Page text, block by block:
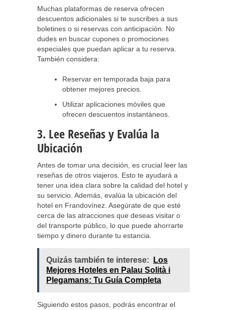
Muchas plataformas de reserva ofrecen
descuentos adicionales si te suscribes a sus
boletines o si reservas con anticipación. No
dudes en buscar cupones o promociones
especiales que puedan aplicar a tu reserva.
También considera:
Reservar en temporada baja para
obtener mejores precios.
Utilizar aplicaciones móviles que
ofrecen descuentos instantáneos.
3. Lee Reseñas y Evalúa la
Ubicación
Antes de tomar una decisión, es crucial leer las
reseñas de otros viajeros. Esto te ayudará a
tener una idea clara sobre la calidad del hotel y
su servicio. Además, evalúa la ubicación del
hotel en Frandovínez. Asegúrate de que esté
cerca de las atracciones que deseas visitar o
del transporte público, lo que puede ahorrarte
tiempo y dinero durante tu estancia.
Quizás también te interese:
Los
Mejores Hoteles en Palau Solità i
Plegamans: Tu Guía Completa
Siguiendo estos pasos, podrás encontrar el